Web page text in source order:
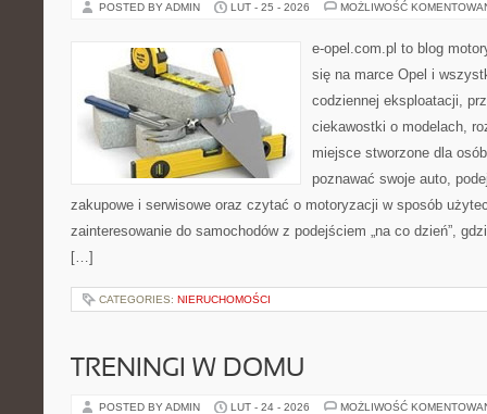
POSTED BY ADMIN LUT - 25 - 2026 MOŻLIWOŚĆ
e-opel.com.pl to blog
się na marce Opel i
codziennej eksploatacji,
ciekawostki o modelach,
miejsce stworzone dla
poznawać swoje auto,
zakupowe i serwisowe oraz czytać o motoryzacji w sposób
zainteresowanie do samochodów z podejściem „na co dzień”,
[…]
CATEGORIES: NIERUCHOMOŚCI
TRENINGI W DOMU
POSTED BY ADMIN LUT - 24 - 2026 MOŻLIWOŚĆ